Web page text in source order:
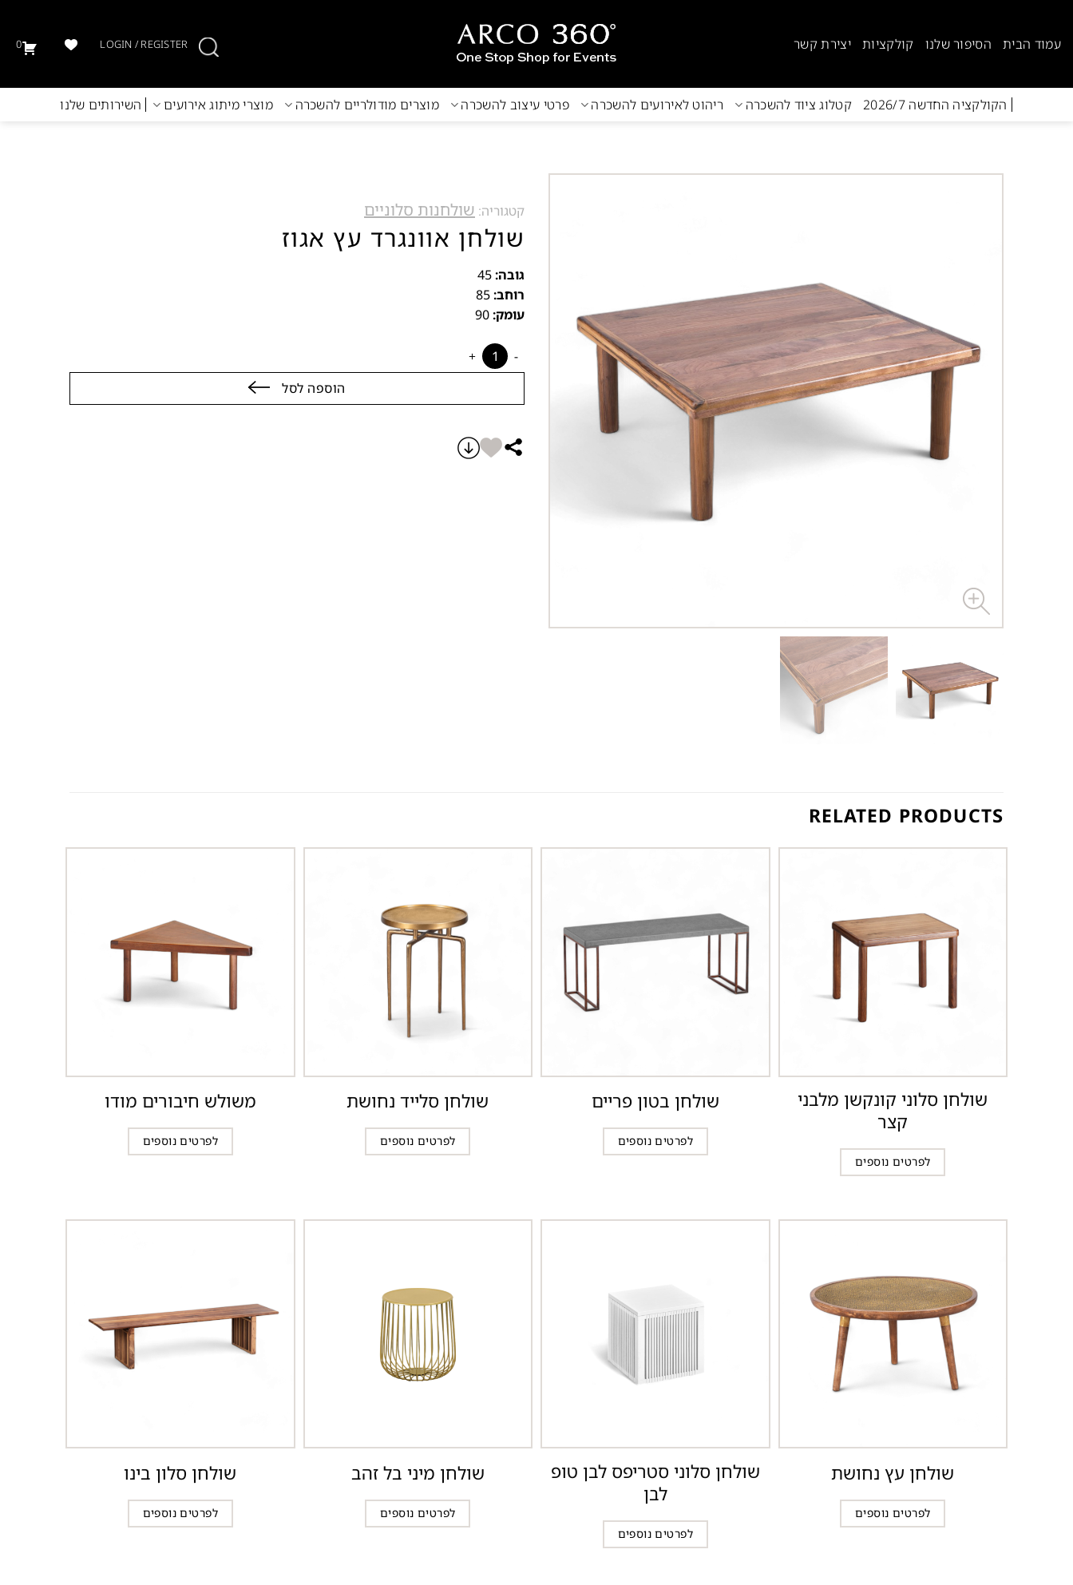
content
עמוד הבית הסיפור שלנו קולקציות יצירת קשר LOGIN / REGISTER
0
הקולקציה החדשה 2026/7 קטלוג ציוד להשכרה ריהוט לאירועים להשכרה פרטי עיצוב להשכרה מוצרים מודולריים להשכרה מוצרי מיתוג אירועים השירותים שלנו
קטגוריה: שולחנות סלוניים
שולחן אוונגרד עץ אגוז
גובה:
רוחב:
עומק:
שולחן אוונגרד עץ אגוז quantity
הוספה לסל
RELATED PRODUCTS
שולחן סלוני קונקשן מלבני
קצר
לפרטים נוספים
שולחן בטון פריים
לפרטים נוספים
שולחן סלייד נחושת
לפרטים נוספים
משולש חיבורים מודו
לפרטים נוספים
שולחן עץ נחושת
לפרטים נוספים
שולחן סלוני סטריפס לבן טופ
לבן
לפרטים נוספים
שולחן מיני בל זהב
לפרטים נוספים
שולחן סלון בינו
לפרטים נוספים